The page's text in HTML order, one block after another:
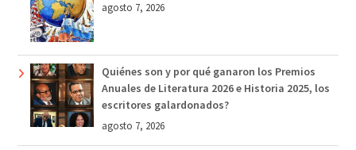
agosto 7, 2026
Quiénes son y por qué ganaron los Premios
Anuales de Literatura 2026 e Historia 2025, los
escritores galardonados?
agosto 7, 2026